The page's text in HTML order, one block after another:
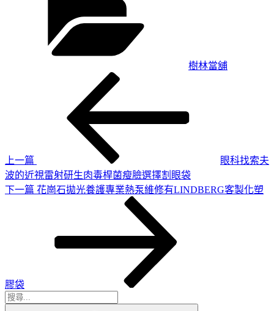
樹林當舖
上一篇
眼科找索夫
波的近視雷射研生肉毒桿菌瘦臉選擇割眼袋
下
下一篇 花崗石拋光養護專業熱泵維修有LINDBERG客製化塑
膠袋
搜